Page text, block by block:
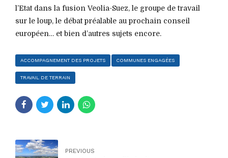
l’Etat dans la fusion Veolia-Suez, le groupe de travail
sur le loup, le débat préalable au prochain conseil
européen… et bien d’autres sujets encore.
ACCOMPAGNEMENT DES PROJETS COMMUNES ENGAGÉES
TRAVAIL DE TERRAIN
PREVIOUS